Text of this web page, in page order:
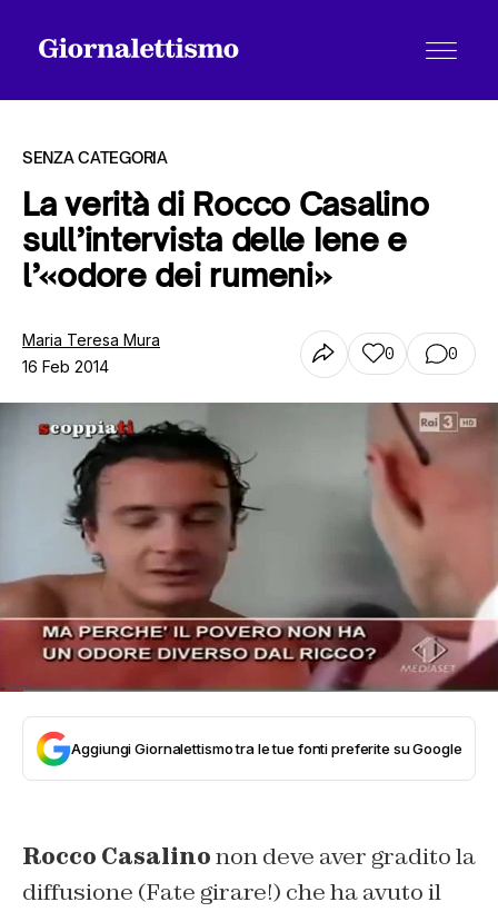
Tutti gli articoli
Chi siamo
Contatti
SENZA CATEGORIA
La verità di Rocco Casalino
sull’intervista delle Iene e
l’«odore dei rumeni»
Maria Teresa Mura
16 Feb 2014
0 0
Aggiungi Giornalettismo tra le tue fonti preferite su Google
Rocco Casalinonon deve aver gradito la
diffusione (Fate girare!) che ha avuto il